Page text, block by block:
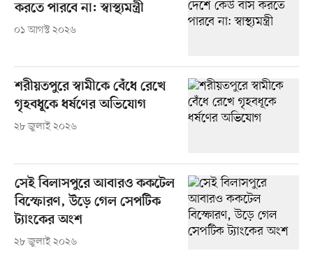
করতে পারবে না: স্বাস্থ্যমন্ত্রী
০১ আগস্ট ২০২৬
শরীয়তপুরে স্বামীকে বেঁধে রেখে
গৃহবধূকে ধর্ষণের অভিযোগ
২৮ জুলাই ২০২৬
সেই বিলাসপুরে আবারও ককটেল
বিস্ফোরণ, উড়ে গেল সেপটিক
ট্যাংকের অংশ
২৮ জুলাই ২০২৬